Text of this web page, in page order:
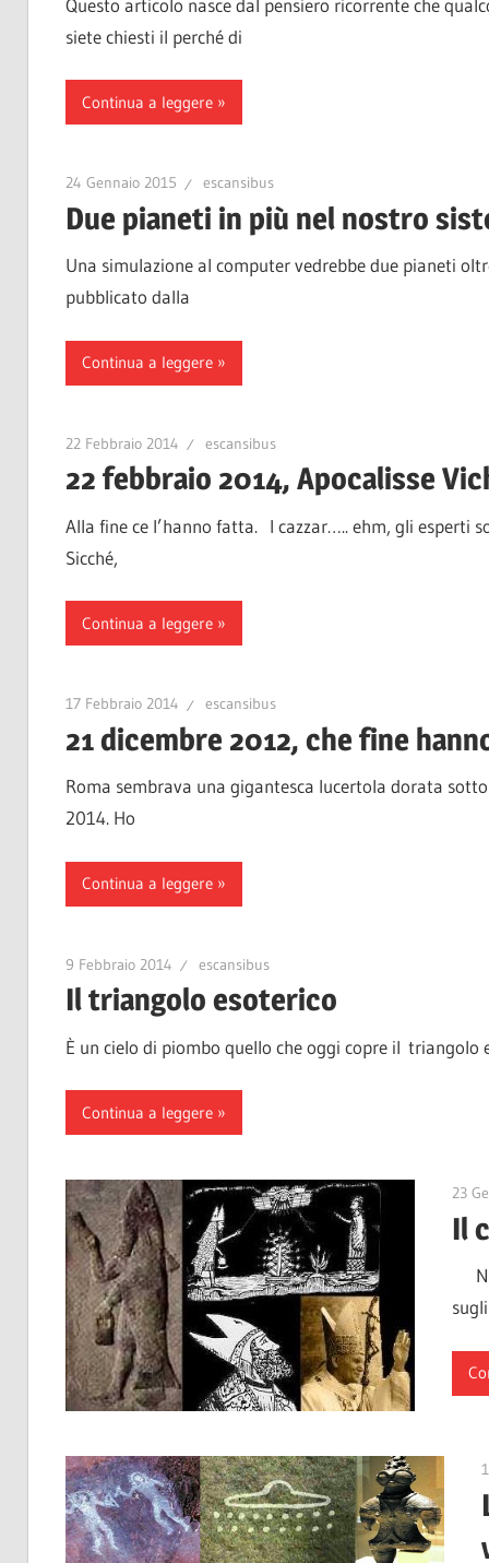
Questo articolo nasce dal pensiero ricorrente che
siete chiesti il perché di
Continua a leggere
24 Gennaio 2015 escansibus
Due pianeti in più nel nostro
Una simulazione al computer vedrebbe due pianeti
pubblicato dalla
Continua a leggere
22 Febbraio 2014 escansibus
22 febbraio 2014, Apocalisse
Alla fine ce l’hanno fatta. I cazzar….. ehm, gli esperti
Sicché,
Continua a leggere
17 Febbraio 2014 escansibus
21 dicembre 2012, che fine
Roma sembrava una gigantesca lucertola dorata
2014. Ho
Continua a leggere
9 Febbraio 2014 escansibus
Il triangolo esoterico
È un cielo di piombo quello che oggi copre il
Continua a leggere
23
Il